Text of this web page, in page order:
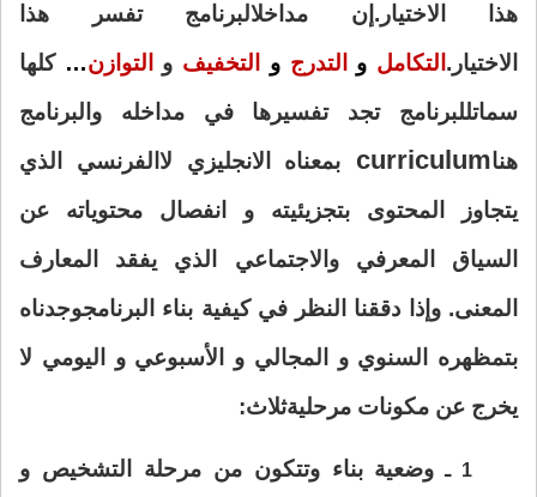
هذا الاختيار.إن مداخلالبرنامج تفسر هذا
الاختيار. التكامل و التدرجو التخفيف و التوازن… كلها
سماتللبرنامج تجد تفسيرها في مداخله والبرنامج
هناcurriculum بمعناه الانجليزي لا الفرنسي الذي
يتجاوز المحتوى بتجزيئيته و انفصال محتوياته عن
السياق المعرفي و الاجتماعي الذي يفقد المعارف
المعنى. وإذا دققنا النظر في كيفية بناء البرنامجوجدناه
بتمظهره السنوي و المجالي و الأسبوعي و اليومي لا
يخرج عن مكونات مرحليةثلاث:
1 ـ وضعية بناء وتتكون من مرحلة التشخيص و